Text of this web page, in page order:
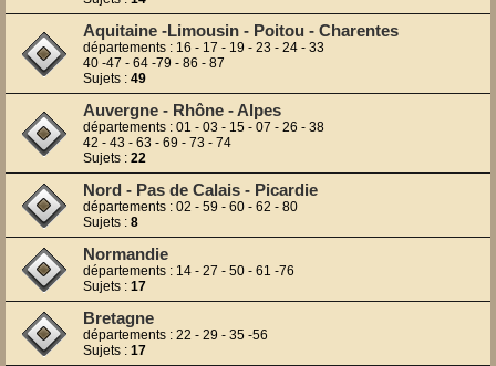
Aquitaine -Limousin - Poitou - Charentes
départements : 16 - 17 - 19 - 23 - 24 - 33
40 -47 - 64 -79 - 86 - 87
Sujets : 49
Auvergne - Rhône - Alpes
départements : 01 - 03 - 15 - 07 - 26 - 38
42 - 43 - 63 - 69 - 73 - 74
Sujets : 22
Nord - Pas de Calais - Picardie
départements : 02 - 59 - 60 - 62 - 80
Sujets : 8
Normandie
départements : 14 - 27 - 50 - 61 -76
Sujets : 17
Bretagne
départements : 22 - 29 - 35 -56
Sujets : 17